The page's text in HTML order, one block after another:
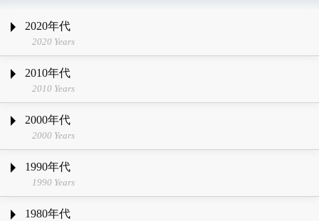
2020年代
2020 Years
2010年代
2010 Years
2000年代
2000 Years
1990年代
1990 Years
1980年代